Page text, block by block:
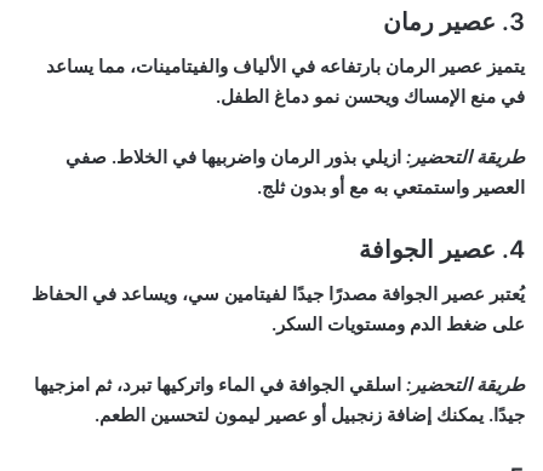
3. عصير رمان
يتميز عصير الرمان بارتفاعه في الألياف والفيتامينات، مما يساعد
في منع الإمساك ويحسن نمو دماغ الطفل.
طريقة التحضير: ازيلي بذور الرمان واضربيها في الخلاط. صفي
العصير واستمتعي به مع أو بدون ثلج.
4. عصير الجوافة
يُعتبر عصير الجوافة مصدرًا جيدًا لفيتامين سي، ويساعد في الحفاظ
على ضغط الدم ومستويات السكر.
طريقة التحضير: اسلقي الجوافة في الماء واتركيها تبرد، ثم امزجيها
جيدًا. يمكنك إضافة زنجبيل أو عصير ليمون لتحسين الطعم.